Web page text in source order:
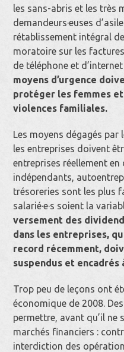
les sans-abris et les très
demandeurs·euses
rétablissement intégral
moratoire sur les factures
de téléphone et
moyens d’urgence
protéger les femmes
violences familiales.
Les moyens dégagés
les entreprises doivent
entreprises réellement
indépendants,
trésoreries sont les plus
salarié·e·s soient la
versement des
dans les entreprises,
record récemment,
suspendus et encadrés
Trop peu de leçons ont
économique de 2008.
permettre, avant qu’il
marchés financiers :
interdiction des